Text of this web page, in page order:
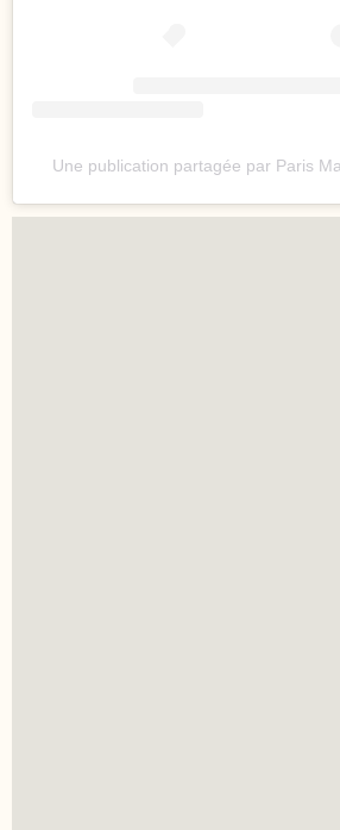
Une publication partagée par Paris